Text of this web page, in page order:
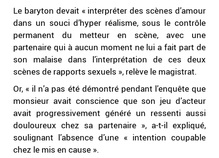
Le baryton devait « interpréter des scènes d’amour
dans un souci d’hyper réalisme, sous le contrôle
permanent du metteur en scène, avec une
partenaire qui à aucun moment ne lui a fait part de
son malaise dans l’interprétation de ces deux
scènes de rapports sexuels », relève le magistrat.
Or, « il n’a pas été démontré pendant l’enquête que
monsieur avait conscience que son jeu d’acteur
avait progressivement généré un ressenti aussi
douloureux chez sa partenaire », a-t-il expliqué,
soulignant l’absence d’une « intention coupable
chez le mis en cause ».